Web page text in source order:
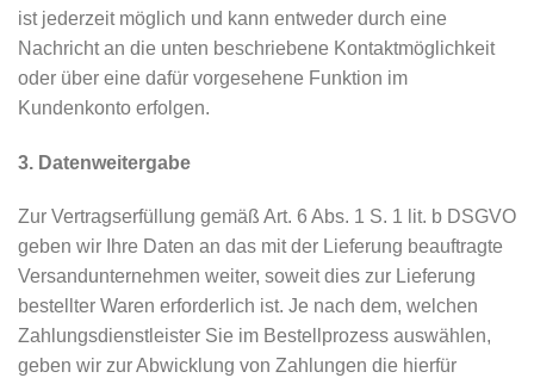
ist jederzeit möglich und kann entweder durch eine
Nachricht an die unten beschriebene Kontaktmöglichkeit
oder über eine dafür vorgesehene Funktion im
Kundenkonto erfolgen.
3. Datenweitergabe
Zur Vertragserfüllung gemäß Art. 6 Abs. 1 S. 1 lit. b DSGVO
geben wir Ihre Daten an das mit der Lieferung beauftragte
Versandunternehmen weiter, soweit dies zur Lieferung
bestellter Waren erforderlich ist. Je nach dem, welchen
Zahlungsdienstleister Sie im Bestellprozess auswählen,
geben wir zur Abwicklung von Zahlungen die hierfür